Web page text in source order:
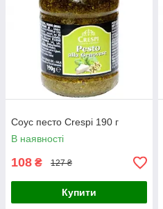
Соус песто Crespi 190 г
В наявності
108 ₴ 127 ₴
Купити